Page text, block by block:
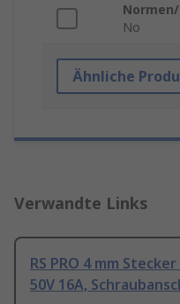
No
Ähnliche
Verwandte Links
RS PRO 4 mm
50V 16A,